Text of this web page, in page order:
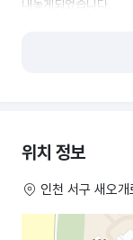
내놓게되었습니다.
읽어보시고 진심으로
가스 불 즉, 화구를 사
따라서 주방에 고정
위치 정보
인천 서구 새오